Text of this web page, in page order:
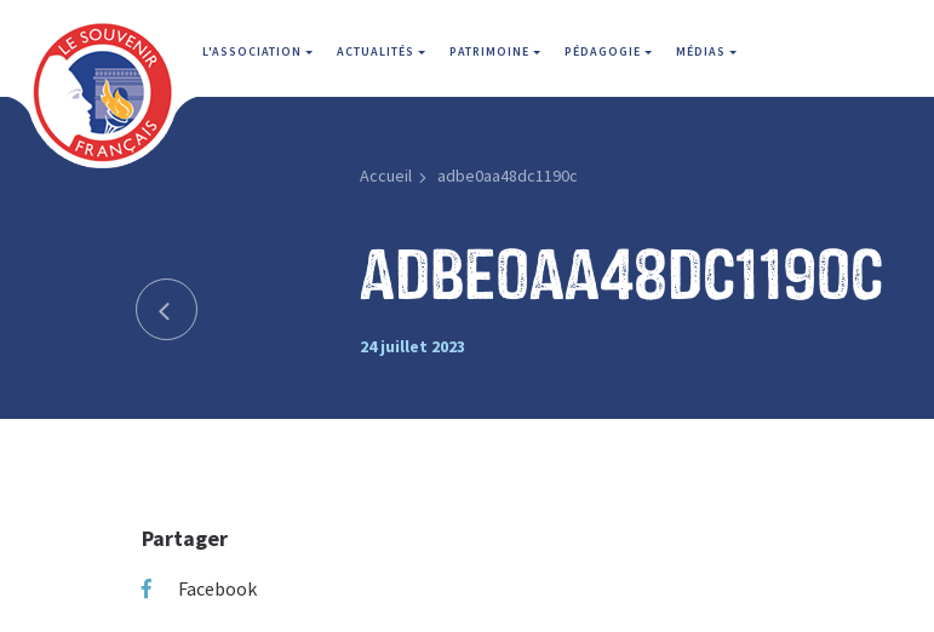
L'ASSOCIATION ACTUALITÉS PATRIMOINE PÉDAGOGIE MÉDIAS
Accueil adbe0aa48dc1190c
adbe0aa48dc1190c
24 juillet 2023
Partager
Facebook